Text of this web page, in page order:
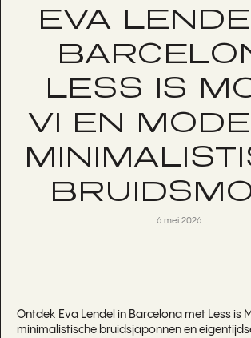
EVA
LESS IS
VI EN
6 mei 2026
Ontdek Eva Lendel in Barcelona met Less is
minimalistische bruidsjaponnen en